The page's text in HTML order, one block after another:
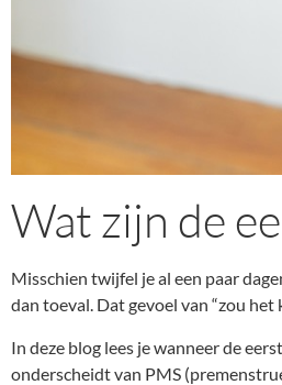
Wat zijn de
Misschien twijfel je al een paar
dan toeval. Dat gevoel van “zou
In deze blog lees je wanneer de
onderscheidt van PMS